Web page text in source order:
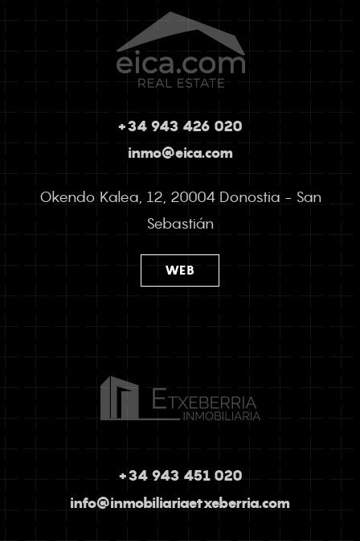
+34 943 426 020
inmo@eica.com
Okendo Kalea, 12, 20004 Donostia - San
Sebastián
WEB
+34 943 451 020
info@inmobiliariaetxeberria.com